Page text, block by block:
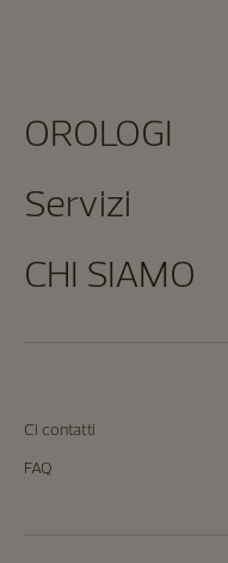
Ci contatti
FAQ
OROLOGI
Servizi
CHI SIAMO